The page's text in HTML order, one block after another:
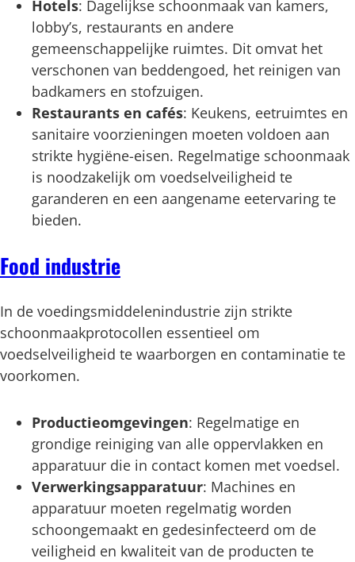
Hotels: Dagelijkse schoonmaak van kamers,
lobby’s, restaurants en andere
gemeenschappelijke ruimtes. Dit omvat het
verschonen van beddengoed, het reinigen van
badkamers en stofzuigen.
Restaurants en cafés: Keukens, eetruimtes en
sanitaire voorzieningen moeten voldoen aan
strikte hygiëne-eisen. Regelmatige schoonmaak
is noodzakelijk om voedselveiligheid te
garanderen en een aangename eetervaring te
bieden.
Food industrie
In de voedingsmiddelenindustrie zijn strikte
schoonmaakprotocollen essentieel om
voedselveiligheid te waarborgen en contaminatie te
voorkomen.
Productieomgevingen: Regelmatige en
grondige reiniging van alle oppervlakken en
apparatuur die in contact komen met voedsel.
Verwerkingsapparatuur: Machines en
apparatuur moeten regelmatig worden
schoongemaakt en gedesinfecteerd om de
veiligheid en kwaliteit van de producten te